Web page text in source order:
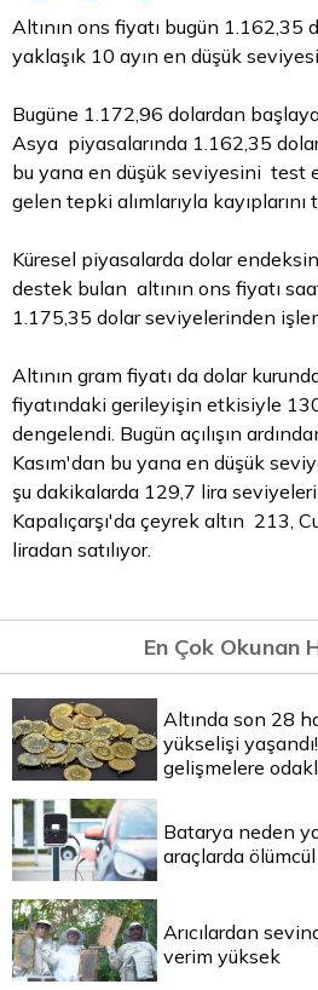
Altının ons fiyatı bugün 1.162,35
yaklaşık 10 ayın en düşük
Bugüne 1.172,96 dolardan
Asya piyasalarında 1.162,35
bu yana en düşük seviyesini test
gelen tepki alımlarıyla
Küresel piyasalarda dolar
destek bulan altının ons fiyatı
1.175,35 dolar seviyelerinden
Altının gram fiyatı da dolar
fiyatındaki gerileyişin etkisiyle
dengelendi. Bugün açılışın
Kasım'dan bu yana en düşük
şu dakikalarda 129,7 lira
Kapalıçarşı'da çeyrek altın 213,
liradan satılıyor.
En Çok Okunan
Altında son 28
yükselişi
gelişmelere
Batarya neden
araçlarda
Arıcılardan
verim yüksek